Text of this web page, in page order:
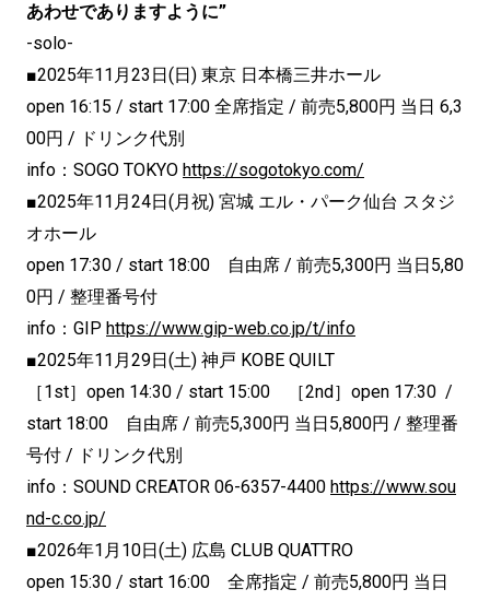
あわせでありますように”
-solo-
■2025年11月23日(日) 東京 日本橋三井ホール
open 16:15 / start 17:00 全席指定 / 前売5,800円 当日 6,3
00円 / ドリンク代別
info：SOGO TOKYO https://sogotokyo.com/
■2025年11月24日(月祝) 宮城 エル・パーク仙台 スタジ
オホール
open 17:30 / start 18:00 自由席 / 前売5,300円 当日5,80
0円 / 整理番号付
info：GIP https://www.gip-web.co.jp/t/info
■2025年11月29日(土) 神戸 KOBE QUILT
［1st］open 14:30 / start 15:00 ［2nd］open 17:30 /
start 18:00 自由席 / 前売5,300円 当日5,800円 / 整理番
号付 / ドリンク代別
info：SOUND CREATOR 06-6357-4400 https://www.sou
nd-c.co.jp/
■2026年1月10日(土) 広島 CLUB QUATTRO
open 15:30 / start 16:00 全席指定 / 前売5,800円 当日